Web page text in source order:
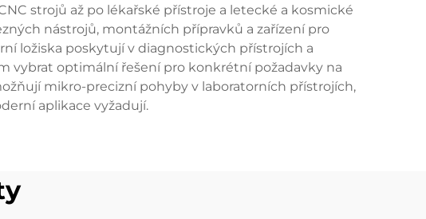
strojů až po lékařské přístroje a letecké a kosmické
nástrojů, montážních přípravků a zařízení pro
ložiska poskytují v diagnostických přístrojích a
vybrat optimální řešení pro konkrétní požadavky na
mikro-precizní pohyby v laboratorních přístrojích,
aplikace vyžadují.